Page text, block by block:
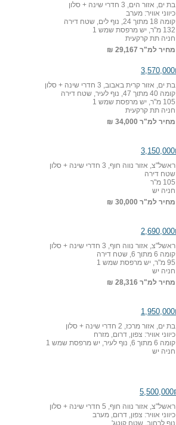
בת ים, אזור הים, 3 חדרי שינה + סלון
כיווני אוויר: מערב
קומה 18 מתוך 24, נוף לים, שטח דירה
132 מ"ר, יש מרפסת שמש 1
חניה תת קרקעית
מחיר למ"ר 29,167 ₪
בת ים, אזור קרית באבוב, 3 חדרי שינה + סלון
קומה 40 מתוך 47, נוף לעיר, שטח דירה
105 מ"ר, יש מרפסת שמש 1
חניה תת קרקעית
מחיר למ"ר 34,000 ₪
ראשל"צ, אזור נווה חוף, 3 חדרי שינה + סלון
שטח דירה
105 מ"ר
חניה יש
מחיר למ"ר 30,000 ₪
ראשל"צ, אזור נווה חוף, 3 חדרי שינה + סלון
קומה 6 מתוך 6, שטח דירה
95 מ"ר, יש מרפסת שמש 1
חניה יש
מחיר למ"ר 28,316 ₪
בת ים, אזור מרכז, 2 חדרי שינה + סלון
כיווני אוויר: צפון, דרום, מזרח
קומה 6 מתוך 6, נוף לעיר, יש מרפסת שמש 1
חניה יש
ראשל"צ, אזור נווה חוף, 5 חדרי שינה + סלון
כיווני אוויר: צפון, דרום, מערב